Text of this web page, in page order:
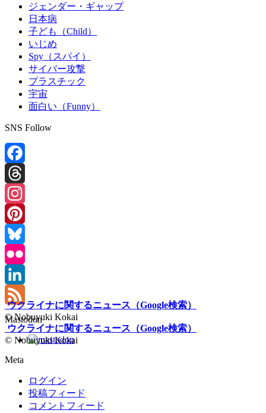
ジェンダー・ギャップ
日本病
子ども（Child）
いじめ
Spy（スパイ）
サイバー攻撃
プラスチック
宇宙
面白い（Funny）
SNS Follow
Facebook
Threads
Instagram
Pinterest
Bluesky
Flickr
LinkedIn
Feed
Mastodon
Meta
ログイン
投稿フィード
コメントフィード
ウクライナに関するニュース（Google検索）
© Nobuyuki Kokai
ウクライナに関するニュース（Google検索）
© Nobuyuki Kokai